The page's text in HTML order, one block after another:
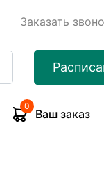
Заказать
0
Ваш заказ